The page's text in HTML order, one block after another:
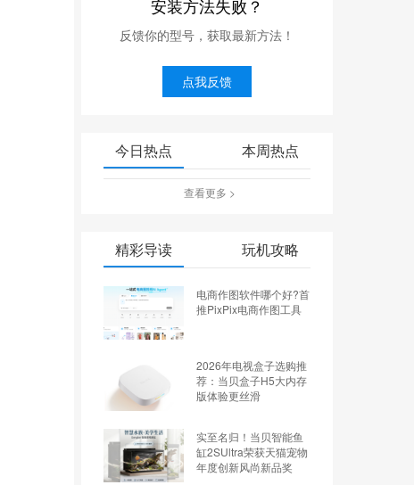
安装方法失败？
反馈你的型号，获取最新方法！
点我反馈
今日热点 本周热点
查看更多 >
精彩导读 玩机攻略
电商作图软件哪个好?首
推PixPix电商作图工具
2026年电视盒子选购推
荐：当贝盒子H5大内存
版体验更丝滑
实至名归！当贝智能鱼
缸2SUltra荣获天猫宠物
年度创新风尚新品奖